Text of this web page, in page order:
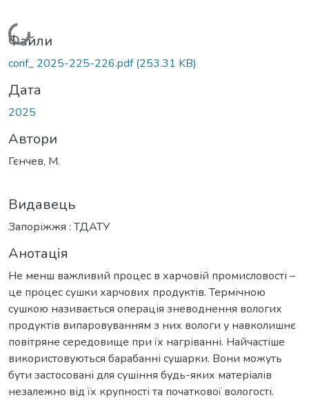
Вантажиться...
Файли
conf_ 2025-225-226.pdf(253.31 KB)
Дата
2025
Автори
Гєнчев, М.
Видавець
Запоріжжя : ТДАТУ
Анотація
Не менш важливий процес в харчовій промисловості –
це процес сушки харчових продуктів. Термічною
сушкою називається операція зневоднення вологих
продуктів випаровуванням з них вологи у навколишнє
повітряне середовище при їх нагріванні. Найчастіше
використовуються барабанні сушарки. Вони можуть
бути застосовані для сушіння будь-яких матеріалів
незалежно від їх крупності та початкової вологості.